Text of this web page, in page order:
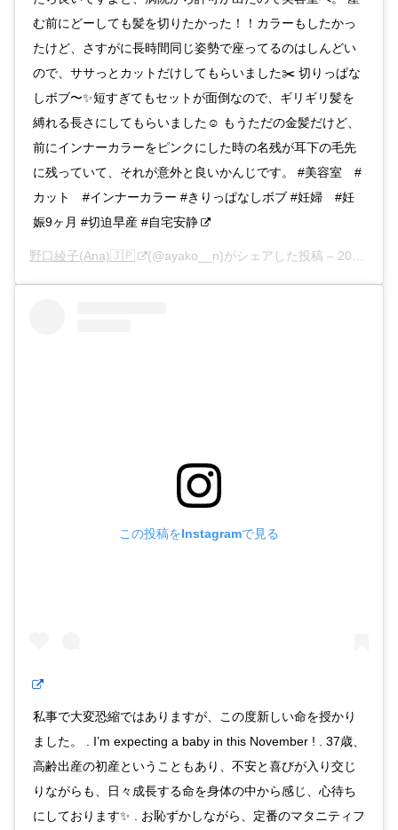
む前にどーしても髪を切りたかった！！カラーもしたかっ
たけど、さすがに長時間同じ姿勢で座ってるのはしんどい
ので、ササっとカットだけしてもらいました✂️ 切りっぱな
しボブ〜✨短すぎてもセットが面倒なので、ギリギリ髪を
縛れる長さにしてもらいました☺️ もうただの金髪だけど、
前にインナーカラーをピンクにした時の名残が耳下の毛先
に残っていて、それが意外と良いかんじです。 #美容室 #
カット #インナーカラー #きりっぱなしボブ #妊婦 #妊
娠9ヶ月 #切迫早産 #自宅安静
野口綾子(Ana)🇯🇵 (@ayako__n)がシェアした投稿 – 2019年10月月10日午前12時44分PDT
この投稿をInstagramで見る
私事で大変恐縮ではありますが、この度新しい命を授かり
ました。 . I’m expecting a baby in this November ! . 37歳、
高齢出産の初産ということもあり、不安と喜びが入り交じ
りながらも、日々成長する命を身体の中から感じ、心待ち
にしております✨ . お恥ずかしながら、定番のマタニティフ